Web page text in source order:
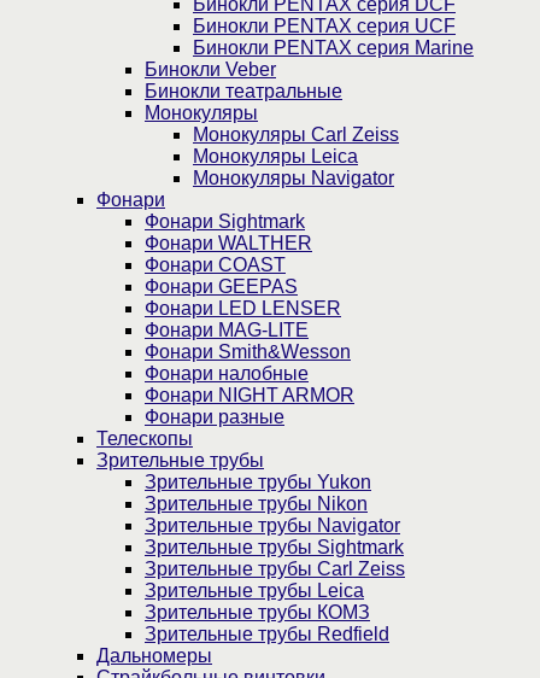
Бинокли PENTAX серия DCF
Бинокли PENTAX серия UCF
Бинокли PENTAX серия Marine
Бинокли Veber
Бинокли театральные
Монокуляры
Монокуляры Carl Zeiss
Монокуляры Leica
Монокуляры Navigator
Фонари
Фонари Sightmark
Фонари WALTHER
Фонари COAST
Фонари GEEPAS
Фонари LED LENSER
Фонари MAG-LITE
Фонари Smith&Wesson
Фонари налобные
Фонари NIGHT ARMOR
Фонари разные
Телескопы
Зрительные трубы
Зрительные трубы Yukon
Зрительные трубы Nikon
Зрительные трубы Navigator
Зрительные трубы Sightmark
Зрительные трубы Carl Zeiss
Зрительные трубы Leica
Зрительные трубы КОМЗ
Зрительные трубы Redfield
Дальномеры